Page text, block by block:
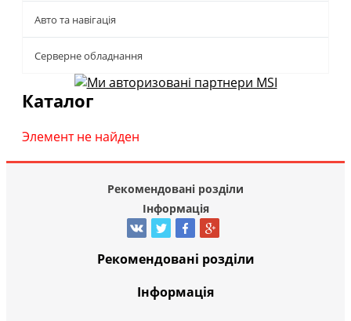
Авто та навігація
Серверне обладнання
Каталог
Элемент не найден
Рекомендовані розділи
Інформація
Рекомендовані розділи
Інформація